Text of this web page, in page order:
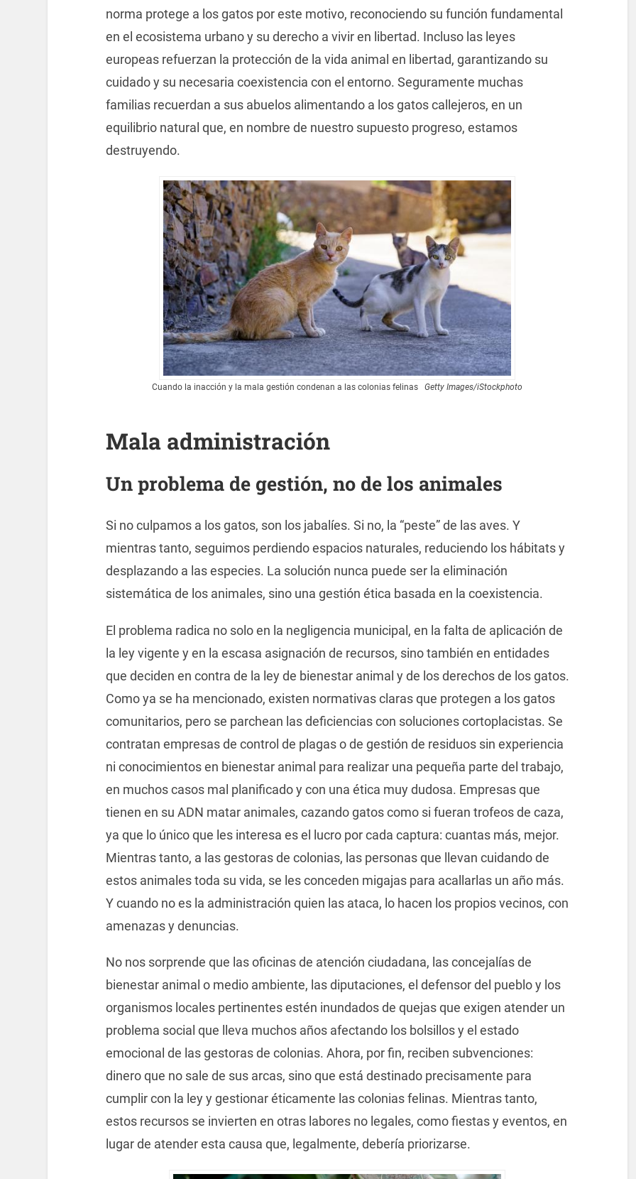
norma protege a los gatos por este motivo, reconociendo su función fundamental
en el ecosistema urbano y su derecho a vivir en libertad. Incluso las leyes
europeas refuerzan la protección de la vida animal en libertad, garantizando su
cuidado y su necesaria coexistencia con el entorno. Seguramente muchas
familias recuerdan a sus abuelos alimentando a los gatos callejeros, en un
equilibrio natural que, en nombre de nuestro supuesto progreso, estamos
destruyendo.
Cuando la inacción y la mala gestión condenan a las colonias felinasGetty Images/iStockphoto
Mala administración
Un problema de gestión, no de los animales
Si no culpamos a los gatos, son los jabalíes. Si no, la “peste” de las aves. Y
mientras tanto, seguimos perdiendo espacios naturales, reduciendo los hábitats y
desplazando a las especies. La solución nunca puede ser la eliminación
sistemática de los animales, sino una gestión ética basada en la coexistencia.
El problema radica no solo en la negligencia municipal, en la falta de aplicación de
la ley vigente y en la escasa asignación de recursos, sino también en entidades
que deciden en contra de la ley de bienestar animal y de los derechos de los gatos.
Como ya se ha mencionado, existen normativas claras que protegen a los gatos
comunitarios, pero se parchean las deficiencias con soluciones cortoplacistas. Se
contratan empresas de control de plagas o de gestión de residuos sin experiencia
ni conocimientos en bienestar animal para realizar una pequeña parte del trabajo,
en muchos casos mal planificado y con una ética muy dudosa. Empresas que
tienen en su ADN matar animales, cazando gatos como si fueran trofeos de caza,
ya que lo único que les interesa es el lucro por cada captura: cuantas más, mejor.
Mientras tanto, a las gestoras de colonias, las personas que llevan cuidando de
estos animales toda su vida, se les conceden migajas para acallarlas un año más.
Y cuando no es la administración quien las ataca, lo hacen los propios vecinos, con
amenazas y denuncias.
No nos sorprende que las oficinas de atención ciudadana, las concejalías de
bienestar animal o medio ambiente, las diputaciones, el defensor del pueblo y los
organismos locales pertinentes estén inundados de quejas que exigen atender un
problema social que lleva muchos años afectando los bolsillos y el estado
emocional de las gestoras de colonias. Ahora, por fin, reciben subvenciones:
dinero que no sale de sus arcas, sino que está destinado precisamente para
cumplir con la ley y gestionar éticamente las colonias felinas. Mientras tanto,
estos recursos se invierten en otras labores no legales, como fiestas y eventos, en
lugar de atender esta causa que, legalmente, debería priorizarse.